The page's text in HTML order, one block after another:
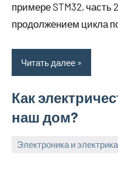
примере STM32, часть
продолжением цикла
Читать далее
Как
наш дом?
Электроника и электрика